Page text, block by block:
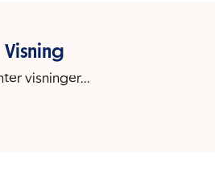
Visning
visninger...